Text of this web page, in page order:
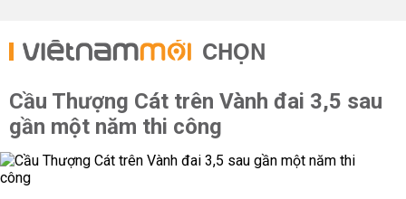
CHỌN
Cầu Thượng Cát trên Vành đai 3,5 sau
gần một năm thi công